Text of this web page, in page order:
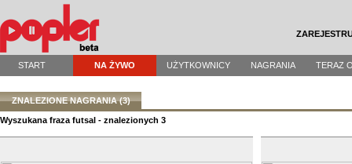
START NA ŻYWO UŻYTKOWNICY NAGRANIA TERAZ
ZNALEZIONE NAGRANIA (3)
Wyszukana fraza futsal - znalezionych 3